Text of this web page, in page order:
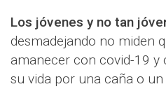
Los jóvenes y no tan
desmadejando no miden
amanecer con covid-19
su vida por una caña o